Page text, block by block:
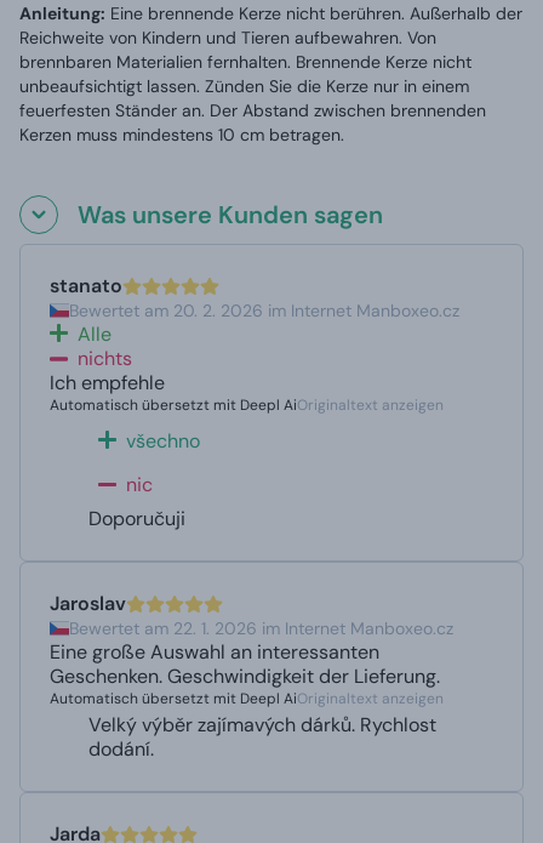
Anleitung: Eine brennende Kerze nicht berühren. Außerhalb der
Reichweite von Kindern und Tieren aufbewahren. Von
brennbaren Materialien fernhalten. Brennende Kerze nicht
unbeaufsichtigt lassen. Zünden Sie die Kerze nur in einem
feuerfesten Ständer an. Der Abstand zwischen brennenden
Kerzen muss mindestens 10 cm betragen.
Was unsere Kunden sagen
stanato
Bewertet am 20. 2. 2026 im Internet Manboxeo.cz
Alle
nichts
Ich empfehle
Automatisch übersetzt mit Deepl AiOriginaltext anzeigen
všechno
nic
Doporučuji
Jaroslav
Bewertet am 22. 1. 2026 im Internet Manboxeo.cz
Eine große Auswahl an interessanten
Geschenken. Geschwindigkeit der Lieferung.
Automatisch übersetzt mit Deepl AiOriginaltext anzeigen
Velký výběr zajímavých dárků. Rychlost
dodání.
Jarda